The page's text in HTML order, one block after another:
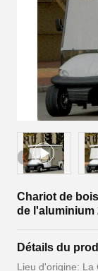
Chariot de
de l'aluminium
Détails du
Lieu d'origine: La